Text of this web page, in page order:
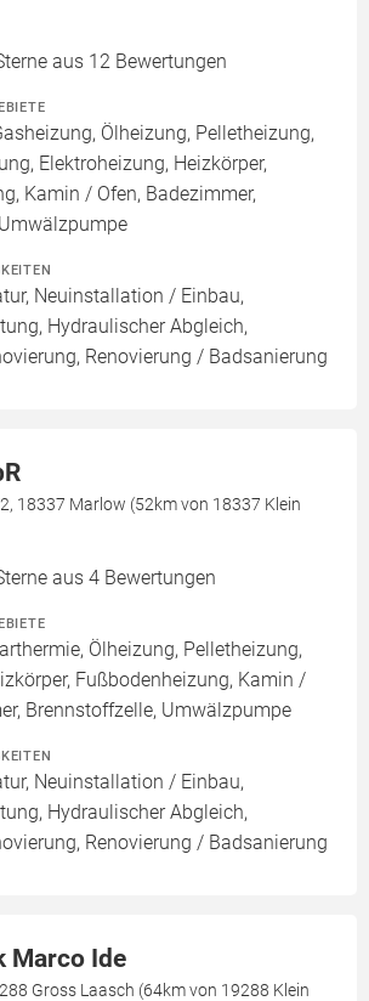
aus 12 Bewertungen
Ölheizung, Pelletheizung,
Elektroheizung, Heizkörper,
Kamin / Ofen, Badezimmer,
Neuinstallation / Einbau,
Hydraulischer Abgleich,
Renovierung / Badsanierung
18337 Marlow (52km von 18337 Klein
aus 4 Bewertungen
Ölheizung, Pelletheizung,
Fußbodenheizung, Kamin /
Brennstoffzelle, Umwälzpumpe
Neuinstallation / Einbau,
Hydraulischer Abgleich,
Renovierung / Badsanierung
Marco Ide
Gross Laasch (64km von 19288 Klein